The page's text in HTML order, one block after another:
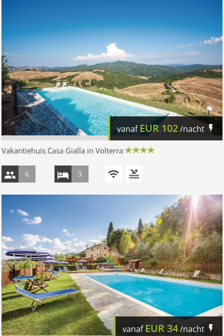
vanaf EUR 102/nacht
Vakantiehuis Casa Gialla in Volterra
6 3
vanafEUR34/nacht